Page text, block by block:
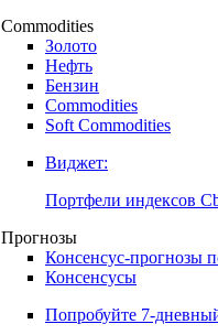
Commodities
Золото
Нефть
Бензин
Commodities
Soft Commodities
Виджет:
Портфели индексов
Прогнозы
Консенсус-прогнозы
Консенсусы
Попробуйте 7-